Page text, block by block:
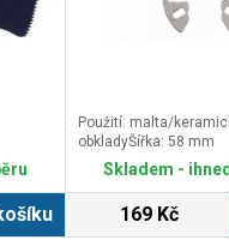
Použití: malta/
obkladyŠířka: 58 mm
Skladem -
169 Kč